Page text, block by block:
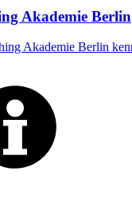
Akademie Berlin
Akademie Berlin